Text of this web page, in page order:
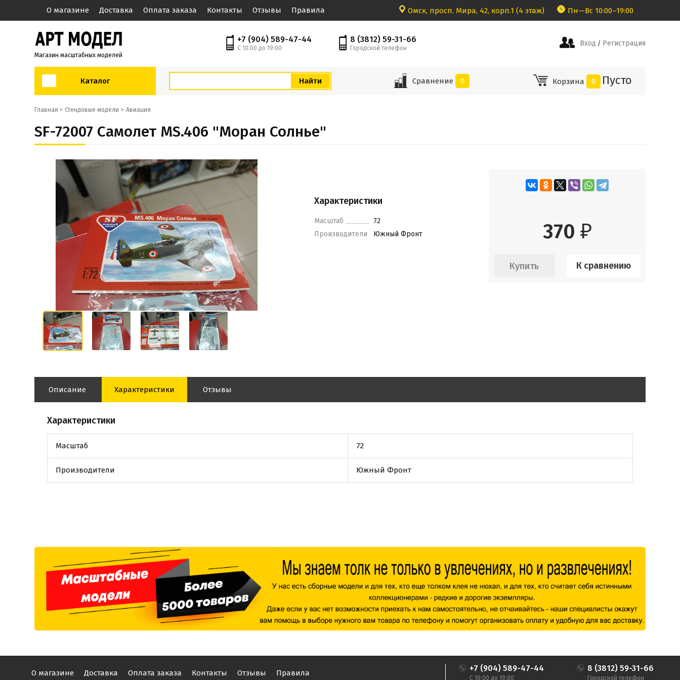
О магазине Доставка Оплата заказа Контакты Отзывы Правила Омск, просп. Мира, 42, корп.1 (4 этаж) Пн—Вс 10:00–19:00
Магазин масштабных моделей
+7 (904) 589-47-44
С 10:00 до 19:00
8 (3812) 59-31-66
Городской телефон
Вход / Регистрация
Каталог Сравнение 0 Корзина 0 Пусто
Главная > Стендовые модели Авиация
SF-72007 Самолет MS.406 "Моран Солнье"
Характеристики
Масштаб
72
Производители
Южный Фронт 370 ₽
К сравнению
Описание Характеристики Отзывы
Характеристики
Масштаб 72
Производители Южный Фронт
О магазине Доставка Оплата заказа Контакты Отзывы Правила +7 (904) 589-47-44
С 10:00 до 19:00
8 (3812) 59-31-66
Городской телефон